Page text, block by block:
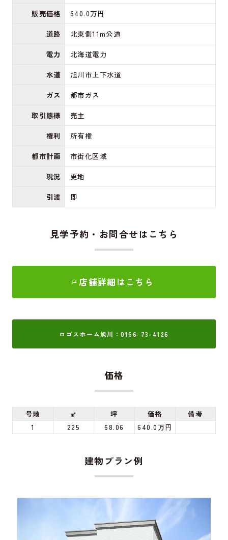
販売価格
640.0万円
道路
北東側11m公道
電力
北海道電力
水道
旭川市上下水道
ガス
都市ガス
取引態様
売主
権利
所有権
都市計画
市街化区域
現況
更地
引渡
即
見学予約・お問合せはこちら
店舗詳細はこちら
ロゴスホーム旭川：0166-73-4126
価格
号地 ㎡ 坪 価格
備考
1
225 68.06 640.0万円
建物プラン例